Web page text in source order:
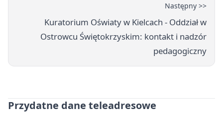
Następny >>
Kuratorium Oświaty w Kielcach - Oddział w
Ostrowcu Świętokrzyskim: kontakt i nadzór
pedagogiczny
Przydatne dane teleadresowe